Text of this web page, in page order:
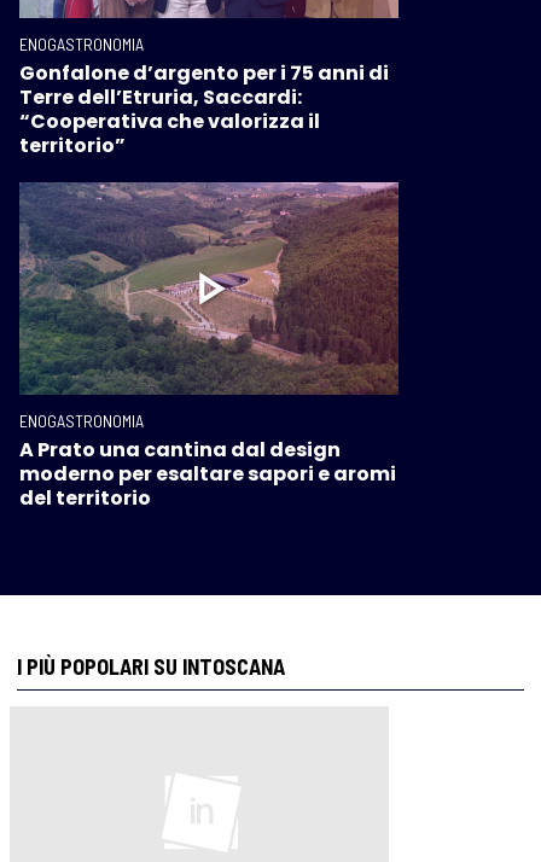
ENOGASTRONOMIA
Gonfalone d’argento per i 75 anni di
Terre dell’Etruria, Saccardi:
“Cooperativa che valorizza il
territorio”
ENOGASTRONOMIA
A Prato una cantina dal design
moderno per esaltare sapori e aromi
del territorio
I PIÙ POPOLARI SU INTOSCANA